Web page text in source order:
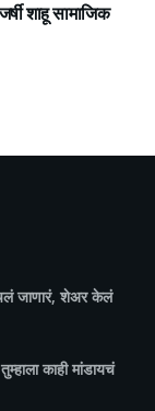
शाहू सामाजिक
जाणारं, शेअर केलं
काही मांडायचं